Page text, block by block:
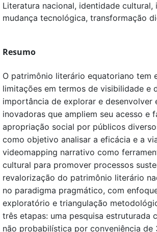
Literatura nacional, identidade cultural,
mudança tecnológica, transformação
Resumo
O patrimônio literário equatoriano tem
limitações em termos de visibilidade e
importância de explorar e desenvolver
inovadoras que ampliem seu acesso e
apropriação social por públicos
como objetivo analisar a eficácia e a
videomapping narrativo como
cultural para promover processos
revalorização do patrimônio literário
no paradigma pragmático, com
exploratório e triangulação
três etapas: uma pesquisa estruturada
não probabilística por conveniência de